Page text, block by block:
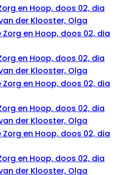
en Hoop, doos 02, dia
en Hoop, doos 02, dia
en Hoop, doos 02, dia